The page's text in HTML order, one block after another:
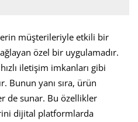
müşterileriyle etkili bir
özel bir uygulamadır.
iletişim imkanları gibi
Bunun yanı sıra, ürün
de sunar. Bu özellikler
dijital platformlarda